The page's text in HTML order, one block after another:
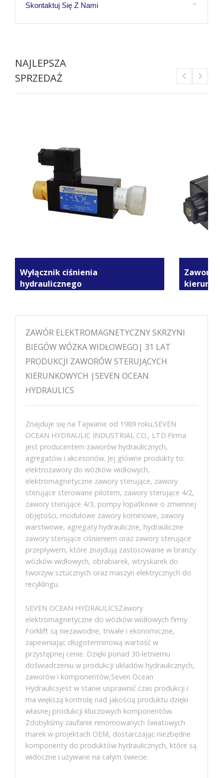
Skontaktuj Się Z Nami
NAJLEPSZA
SPRZEDAŻ
Wyłącznik ciśnienia
hydraulicznego
Zawory
ZAWÓR ELEKTROMAGNETYCZNY SKRZYNI
BIEGÓW WÓZKA WIDŁOWEGO| 31 LAT
PRODUKCJI ZAWORÓW STERUJĄCYCH
KIERUNKOWYCH |SEVEN OCEAN
HYDRAULICS
Znajduje się na Tajwanie od 1989 roku,SEVEN
OCEAN HYDRAULIC INDUSTRIAL CO., LTD.Firma
jest producentem zaworów hydraulicznych,
agregatów i akcesoriów. Jej główne produkty to:
elektrozawory do wózków widłowych,
elektromagnetyczne zawory sterujące, zawory
sterujące sterowane pilotem, zawory sterujące 4/2,
zawory sterujące 4/3, pompy łopatkowe o zmiennej
objętości, modułowe zawory kominowe, zawory
warstwowe, agregaty hydrauliczne, hydrauliczne
zawory sterujące ciśnieniem oraz zawory sterujące
przepływem, które znajdują zastosowanie w branży
wózków widłowych, obrabiarek, wtryskarek do
tworzyw sztucznych oraz maszyn elektrycznych do
recyklingu.
SEVEN OCEAN HYDRAULICSZawory
elektromagnetyczne do wózków widłowych firmy
Forklift są niezawodne, trwałe i ekonomiczne,
zapewniając długoterminową wartość w
przystępnej cenie. Dzięki ponad 30-letniemu
doświadczeniu w produkcji układów hydraulicznych,
zaworów i komponentów,Seven Ocean
Hydraulicsjest w stanie usprawnić czas produkcji i
ma większą kontrolę nad jakością produktu dzięki
własnej produkcji kluczowych komponentów.
Zdobyliśmy zaufanie renomowanych światowych
marek w projektach OEM, dostarczając niezbędne
komponenty do produktów hydraulicznych, które są
widoczne i używane na całym świecie.